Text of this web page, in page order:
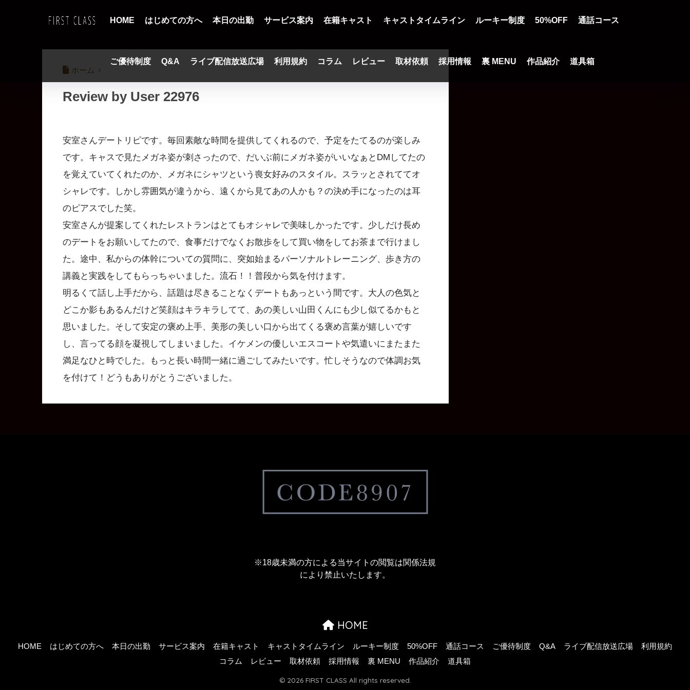
HOME はじめての方へ 本日の出勤 サービス案内 在籍キャスト キャストタイムライン ルーキー制度 50%OFF 通話コース
ご優待制度 Q&A ライブ配信放送広場 利用規約 コラム レビュー 取材依頼 採用情報 裏 MENU 作品紹介 道具箱
ホーム
Review by User 22976
安室さんデートリピです。毎回素敵な時間を提供してくれるので、予定をたてるのが楽しみ
です。キャスで見たメガネ姿が刺さったので、だいぶ前にメガネ姿がいいなぁとDMしてたの
を覚えていてくれたのか、メガネにシャツという喪女好みのスタイル。スラッとされててオ
シャレです。しかし雰囲気が違うから、遠くから見てあの人かも？の決め手になったのは耳
のピアスでした笑。
安室さんが提案してくれたレストランはとてもオシャレで美味しかったです。少しだけ長め
のデートをお願いしてたので、食事だけでなくお散歩をして買い物をしてお茶まで行けまし
た。途中、私からの体幹についての質問に、突如始まるパーソナルトレーニング、歩き方の
講義と実践をしてもらっちゃいました。流石！！普段から気を付けます。
明るくて話し上手だから、話題は尽きることなくデートもあっという間です。大人の色気と
どこか影もあるんだけど笑顔はキラキラしてて、あの美しい山田くんにも少し似てるかもと
思いました。そして安定の褒め上手、美形の美しい口から出てくる褒め言葉が嬉しいです
し、言ってる顔を凝視してしまいました。イケメンの優しいエスコートや気遣いにまたまた
満足なひと時でした。もっと長い時間一緒に過ごしてみたいです。忙しそうなので体調お気
を付けて！どうもありがとうございました。
※18歳未満の方による当サイトの閲覧は関係法規
により禁止いたします。
HOME
HOME はじめての方へ 本日の出勤 サービス案内 在籍キャスト キャストタイムライン ルーキー制度 50%OFF 通話コース ご優待制度 Q&A ライブ配信放送広場
利用規約
コラム
レビュー 取材依頼 採用情報 裏 MENU 作品紹介 道具箱
© 2026 FIRST CLASS All rights reserved.